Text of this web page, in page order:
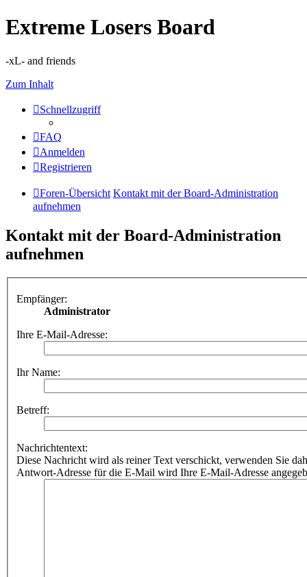
Extreme Losers Board
-xL- and friends
Zum Inhalt
Schnellzugriff
FAQ
Anmelden
Registrieren
Foren-Übersicht Kontakt mit der Board-Administration
aufnehmen
Kontakt mit der Board-Administration
aufnehmen
Empfänger:
Administrator
Ihre E-Mail-Adresse:
Ihr Name:
Betreff:
Nachrichtentext:
Diese Nachricht wird als reiner Text verschickt, verwenden Sie
Antwort-Adresse für die E-Mail wird Ihre E-Mail-Adresse